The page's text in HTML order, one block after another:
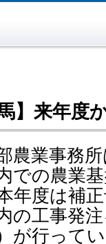
馬】来年度
農業事務
での農業
年度は補
の工事発
が行って